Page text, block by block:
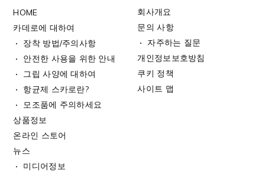
HOME
카데로에 대하여
장착 방법/주의사항
안전한 사용을 위한 안내
그립 사양에 대하여
항균제 스카로란?
모조품에 주의하세요
상품정보
온라인 스토어
뉴스
미디어정보
회사개요
문의 사항
자주하는 질문
개인정보보호방침
쿠키 정책
사이트 맵